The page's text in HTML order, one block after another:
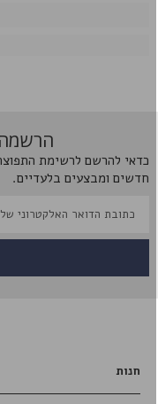
כדאי להרשם לרשימת
חדשים ומבצעים בלעדיים.
חנות